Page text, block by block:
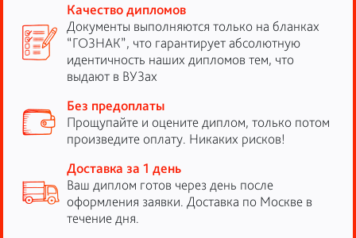
Качество дипломов
Документы выполняются только на бланках
“ГОЗНАК”, что гарантирует абсолютную
идентичность наших дипломов тем, что
выдают в ВУЗах
Без предоплаты
Прощупайте и оцените диплом, только потом
произведите оплату. Никаких рисков!
Доставка за 1 день
Ваш диплом готов через день после
оформления заявки. Доставка по Москве в
течение дня.